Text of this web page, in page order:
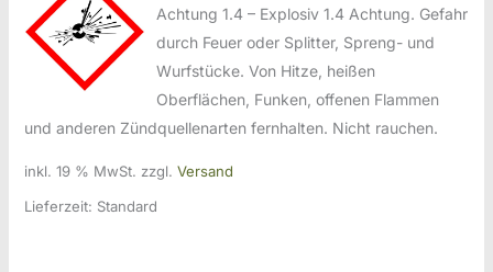
Achtung 1.4 – Explosiv 1.4 Achtung. Gefahr
durch Feuer oder Splitter, Spreng- und
Wurfstücke. Von Hitze, heißen
Oberflächen, Funken, offenen Flammen
und anderen Zündquellenarten fernhalten. Nicht rauchen.
inkl. 19 % MwSt. zzgl.Versand
Lieferzeit: Standard